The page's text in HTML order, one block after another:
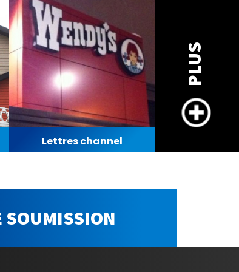
Lettres channel
PLUS
SOUMISSION